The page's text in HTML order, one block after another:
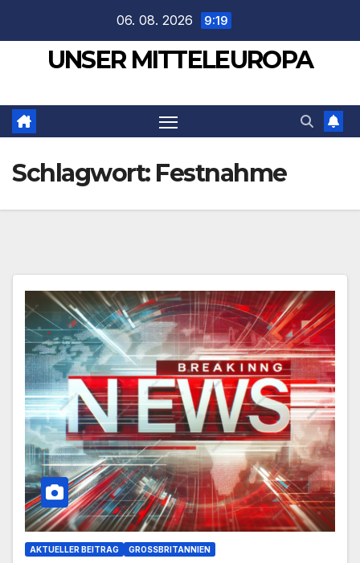
springen
06. 08. 2026 9:19
UNSER MITTELEUROPA
Schlagwort: Festnahme
AKTUELLER BEITRAG GROSSBRITANNIEN